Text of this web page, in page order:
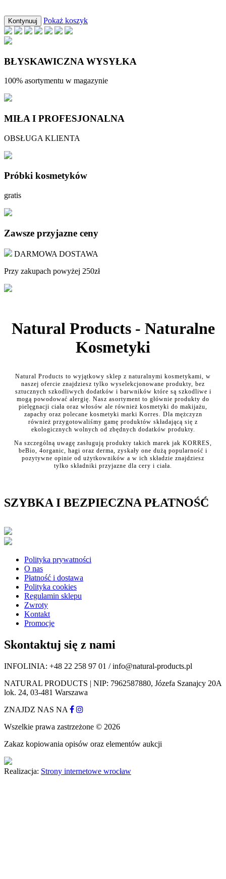
Kontynuuj Pokaż koszyk
BŁYSKAWICZNA WYSYŁKA
100% asortymentu w magazynie
MIŁA I PROFESJONALNA
OBSŁUGA KLIENTA
Próbki kosmetyków
gratis
Zawsze przyjazne ceny
DARMOWA DOSTAWA
Przy zakupach powyżej 250zł
Natural Products - Naturalne
Kosmetyki
Natural Products to wyjątkowy sklep z naturalnymi kosmetykami, w
naszej ofercie znajdziesz tylko wyselekcjonowane produkty, bez
sztucznych szkodliwych dodatków i barwników które są szkodliwe i
mogą powodować alergię. Nasz asortyment to głównie produkty do
pielęgnacji ciała oraz włosów ale również kosmetyki do makijażu,
zapachy oraz polecane kosmetyki marki Korres. Dla mężczyzn
również przygotowaliśmy gamę produktów składającą się z
ekologicznych wolnych od zbędnych dodatków produkty.
Na szczególną uwagę zasługują produkty takich marek jak KORRES,
beBio, 4organic, hagi oraz derma, zyskały one dużą popularność i
pozytywne opinie od użytkowników a w ich składzie znajdziesz
tylko składniki przyjazne dla cery i ciała.
SZYBKA I BEZPIECZNA PŁATNOŚĆ
Polityka prywatności
O nas
Płatność i dostawa
Polityka cookies
Regulamin sklepu
Zwroty
Kontakt
Promocje
Skontaktuj się z nami
INFOLINIA: +48 22 258 97 01 / info@natural-products.pl
NATURAL PRODUCTS | NIP: 7962587880, Józefa Szanajcy 20A
lok. 24, 03-481 Warszawa
ZNAJDZ NAS NA
Wszelkie prawa zastrzeżone © 2026
Zakaz kopiowania opisów oraz elementów aukcji
Realizacja: Strony internetowe wrocław